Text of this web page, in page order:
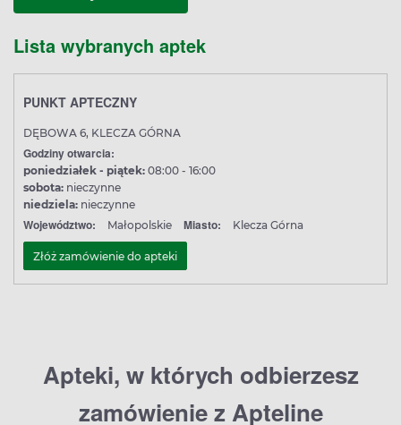
Lista wybranych aptek
PUNKT APTECZNY
DĘBOWA 6, KLECZA GÓRNA
Godziny otwarcia:
poniedziałek - piątek: 08:00 - 16:00
sobota: nieczynne
niedziela: nieczynne
Województwo: Małopolskie Miasto: Klecza Górna
Złóż zamówienie do apteki
Apteki, w których odbierzesz
zamówienie z Apteline